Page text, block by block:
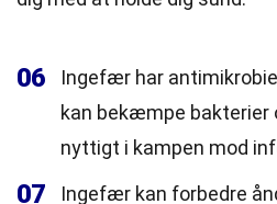
06
Ingefær har
kan bekæmpe bakterier
nyttigt i kampen mod
07 Ingefær kan forbedre